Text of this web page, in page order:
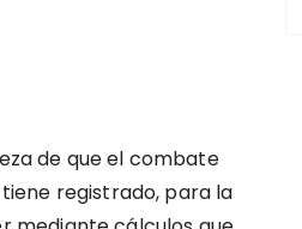
de que el combate
registrado, para la